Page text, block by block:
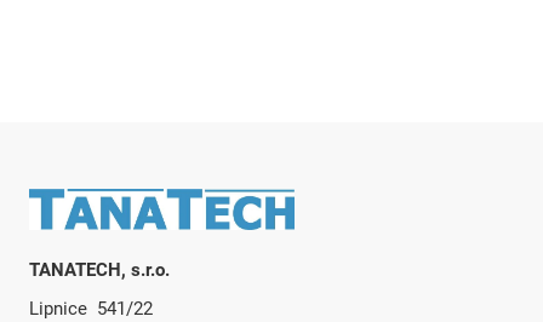
Zápatí
TANATECH, s.r.o.
Lipnice 541/22